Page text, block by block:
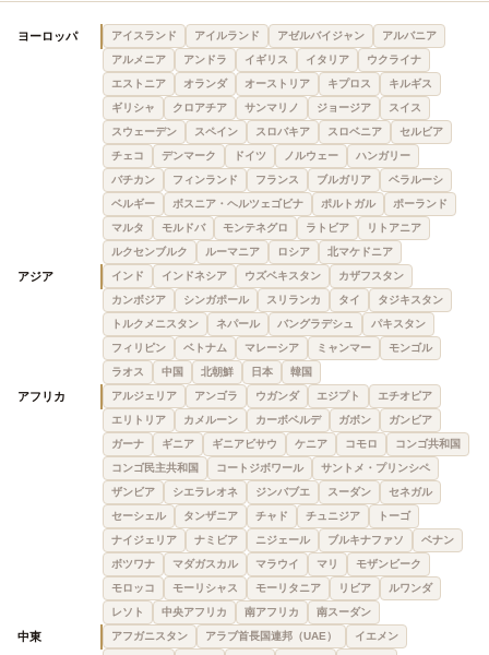
ヨーロッパ アイスランド アイルランド アゼルバイジャン
アルバニア
アルメニア
アンドラ イギリス イタリア
ウクライナ
エストニア
オランダ オーストリア キプロス
キルギス
ギリシャ
クロアチア サンマリノ ジョージア
スイス
スウェーデン
スペイン スロバキア スロベニア
セルビア
チェコ
デンマーク ドイツ ノルウェー
ハンガリー
バチカン
フィンランド フランス ブルガリア
ベラルーシ
ベルギー
ボスニア・ヘルツェゴビナ ポルトガル
ポーランド
マルタ
モルドバ モンテネグロ ラトビア
リトアニア
ルクセンブルク
ルーマニア ロシア 北マケドニア
アジア インド インドネシア ウズベキスタン
カザフスタン
カンボジア
シンガポール スリランカ タイ
タジキスタン
トルクメニスタン
ネパール バングラデシュ
パキスタン
フィリピン
ベトナム マレーシア ミャンマー
モンゴル
ラオス
中国 北朝鮮 日本 韓国
アフリカ アルジェリア アンゴラ ウガンダ エジプト
エチオピア
エリトリア
カメルーン カーボベルデ ガボン
ガンビア
ガーナ
ギニア ギニアビサウ ケニア コモロ
コンゴ共和国
コンゴ民主共和国
コートジボワール
サントメ・プリンシペ
ザンビア
シエラレオネ ジンバブエ スーダン
セネガル
セーシェル
タンザニア チャド チュニジア
トーゴ
ナイジェリア
ナミビア ニジェール ブルキナファソ
ベナン
ボツワナ
マダガスカル マラウイ マリ
モザンビーク
モロッコ
モーリシャス モーリタニア リビア
ルワンダ
レソト
中央アフリカ 南アフリカ 南スーダン
中東 アフガニスタン アラブ首長国連邦（UAE）
イエメン